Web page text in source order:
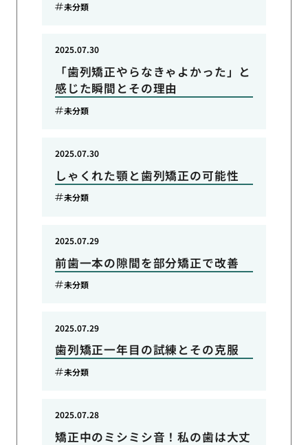
未分類
「歯列矯正やらなきゃよかった」と
感じた瞬間とその理由
2025.07.30
未分類
しゃくれた顎と歯列矯正の可能性
2025.07.30
未分類
前歯一本の隙間を部分矯正で改善
2025.07.29
未分類
歯列矯正一年目の試練とその克服
2025.07.29
未分類
矯正中のミシミシ音！私の歯は大丈
2025.07.28